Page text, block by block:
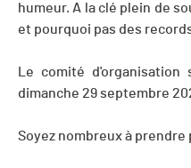
humeur. A la clé plein de
et pourquoi pas des
Le comité
dimanche 29 septembre
Soyez nombreux à